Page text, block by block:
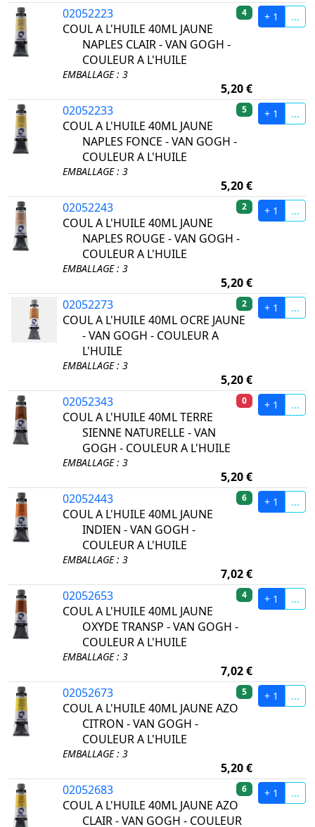
02052223
COUL A L'HUILE 40ML JAUNE
NAPLES CLAIR - VAN GOGH -
COULEUR A L'HUILE
EMBALLAGE : 3
4
5,20 €
+ 1 ...
02052233
COUL A L'HUILE 40ML JAUNE
NAPLES FONCE - VAN GOGH -
COULEUR A L'HUILE
EMBALLAGE : 3
5
5,20 €
+ 1 ...
02052243
COUL A L'HUILE 40ML JAUNE
NAPLES ROUGE - VAN GOGH -
COULEUR A L'HUILE
EMBALLAGE : 3
2
5,20 €
+ 1 ...
02052273
COUL A L'HUILE 40ML OCRE JAUNE
- VAN GOGH - COULEUR A
L'HUILE
EMBALLAGE : 3
2
5,20 €
+ 1 ...
02052343
COUL A L'HUILE 40ML TERRE
SIENNE NATURELLE - VAN
GOGH - COULEUR A L'HUILE
EMBALLAGE : 3
0
5,20 €
+ 1 ...
02052443
COUL A L'HUILE 40ML JAUNE
INDIEN - VAN GOGH -
COULEUR A L'HUILE
EMBALLAGE : 3
6
7,02 €
+ 1 ...
02052653
COUL A L'HUILE 40ML JAUNE
OXYDE TRANSP - VAN GOGH -
COULEUR A L'HUILE
EMBALLAGE : 3
4
7,02 €
+ 1 ...
02052673
COUL A L'HUILE 40ML JAUNE AZO
CITRON - VAN GOGH -
COULEUR A L'HUILE
EMBALLAGE : 3
5
5,20 €
+ 1 ...
02052683
COUL A L'HUILE 40ML JAUNE AZO
CLAIR - VAN GOGH - COULEUR
6 + 1 ...